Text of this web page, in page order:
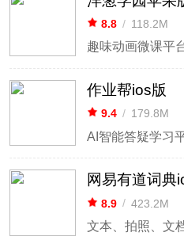
8.8 / 118.2M
作业帮ios版
9.4 / 179.8M
AI智能答疑学习
网易有道词典
8.9 / 423.2M